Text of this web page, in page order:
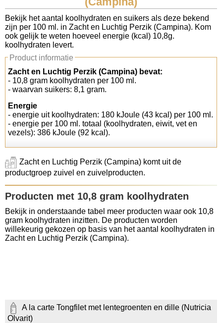
Koolhydraten tellen
Links
Bekijk het aantal koolhydraten en suikers als deze bekend
zijn per 100 ml. in Zacht en Luchtig Perzik (Campina). Kom
ook gelijk te weten hoeveel energie (kcal) 10,8g.
koolhydraten levert.
Product informatie
Zacht en Luchtig Perzik (Campina) bevat:
- 10,8 gram koolhydraten per 100 ml.
- waarvan suikers: 8,1 gram.
Energie
- energie uit koolhydraten: 180 kJoule (43 kcal) per 100 ml.
- energie per 100 ml. totaal (koolhydraten, eiwit, vet en
vezels): 386 kJoule (92 kcal).
Zacht en Luchtig Perzik (Campina) komt uit de
productgroep zuivel en zuivelproducten.
Producten met 10,8 gram koolhydraten
Bekijk in onderstaande tabel meer producten waar ook 10,8
gram koolhydraten inzitten. De producten worden
willekeurig gekozen op basis van het aantal koolhydraten in
Zacht en Luchtig Perzik (Campina).
A la carte Tongfilet met lentegroenten en dille (Nutricia
Olvarit)